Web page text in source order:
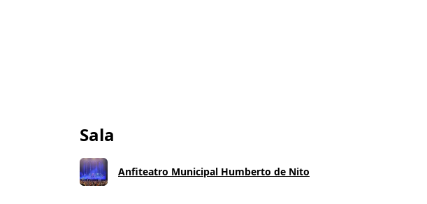
Sala
Anfiteatro Municipal Humberto de Nito